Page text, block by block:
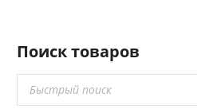
Поиск товаров
товаров